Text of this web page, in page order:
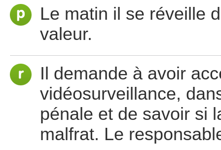
Le matin il se réveille
valeur.
Il demande à avoir
vidéosurveillance,
pénale et de savoir si
malfrat. Le